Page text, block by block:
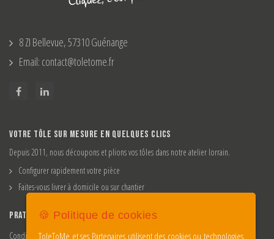
8 ZI Bellevue, 57310 Guénange
Email: contact@toletome.fr
VOTRE TÔLE SUR MESURE EN QUELQUES CLICS
Depuis 2011, nous découpons et plions vos tôles dans notre atelier lorrain.
Configurer rapidement votre pièce
Faites-vous livrer à domicile ou sur chantier
PRATIQUES
Conditions d'utilisations
🍪 Politique de cookies
ToleToMe et ses Partenaires utilisent des cookies ou technologies